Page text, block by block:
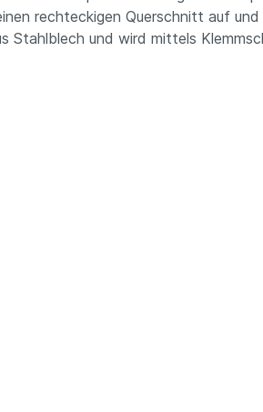
rechteckigen Querschnitt auf
Stahlblech und wird mittels